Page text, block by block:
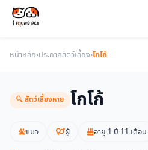
หน้าหลัก›ประกาศสัตว์เลี้ยง›โกโก้
🔍 สัตว์เลี้ยงหาย โกโก้
แมว ผู้ อายุ 1 ปี 11 เดือน